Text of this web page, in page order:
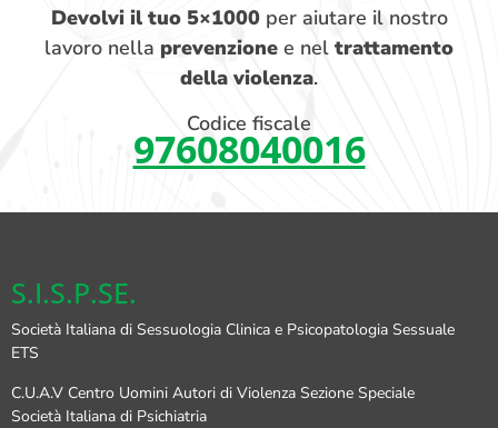
Devolvi il tuo 5×1000per aiutare il nostro
lavoro nella prevenzione e nel trattamento
della violenza.
Codice fiscale
97608040016
S.I.S.P.SE.
Società Italiana di Sessuologia Clinica e Psicopatologia Sessuale
ETS
C.U.A.V Centro Uomini Autori di Violenza Sezione Speciale
Società Italiana di Psichiatria